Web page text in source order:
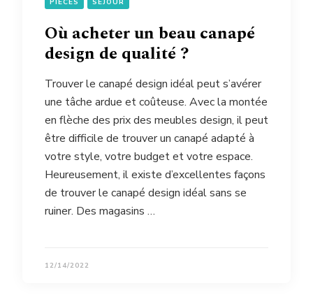
PIÈCES
SÉJOUR
Où acheter un beau canapé
design de qualité ?
Trouver le canapé design idéal peut s’avérer
une tâche ardue et coûteuse. Avec la montée
en flèche des prix des meubles design, il peut
être difficile de trouver un canapé adapté à
votre style, votre budget et votre espace.
Heureusement, il existe d’excellentes façons
de trouver le canapé design idéal sans se
ruiner. Des magasins …
12/14/2022